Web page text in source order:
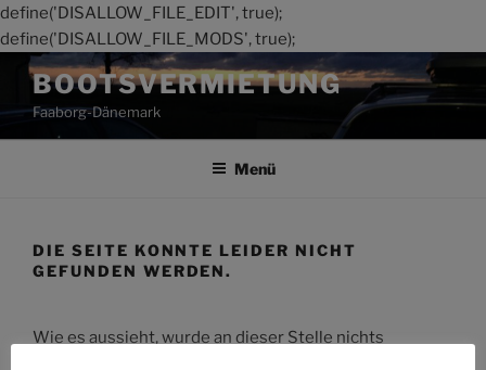
define('DISALLOW_FILE_EDIT', true);
define('DISALLOW_FILE_MODS', true);
Zum
Inhalt
springen
BOOTSVERMIETUNG
Faaborg-Dänemark
Menü
DIE SEITE KONNTE LEIDER NICHT
GEFUNDEN WERDEN.
Wie es aussieht, wurde an dieser Stelle nichts